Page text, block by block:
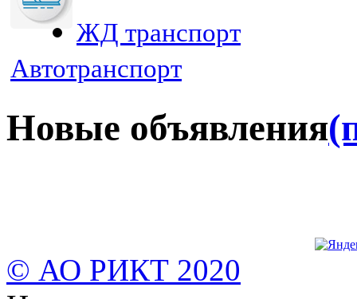
ЖД транспорт
Автотранспорт
Новые объявления
© АО РИКТ 2020